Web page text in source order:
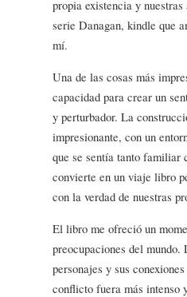
propia existencia y
serie Danagan, kindle que
mí.
Una de las cosas más
capacidad para crear un
y perturbador. La
impresionante, con un
que se sentía tanto familiar
convierte en un viaje libro
con la verdad de nuestras
El libro me ofreció un
preocupaciones del
personajes y sus
conflicto fuera más